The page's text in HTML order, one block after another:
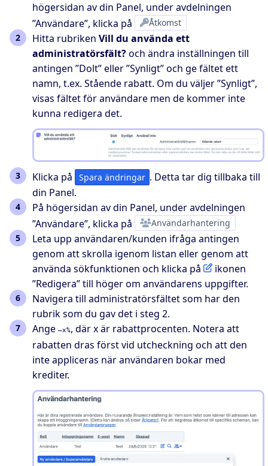
högersidan av din Panel, under avdelningen
”Användare”, klicka på
Åtkomst
Hitta rubriken Vill du använda ett
administratörsfält?och ändra inställningen till
antingen ”Dolt” eller ”Synligt” och ge fältet ett
namn, t.ex. Stående rabatt. Om du väljer ”Synligt”,
visas fältet för användare men de kommer inte
kunna redigera det.
Klicka på Spara ändringar . Detta tar dig tillbaka till
din Panel.
På högersidan av din Panel, under avdelningen
”Användare”, klicka på
Användarhantering
Leta upp användaren/kunden ifråga antingen
genom att skrolla igenom listan eller genom att
använda sökfunktionen och klicka på
ikonen
”Redigera” till höger om användarens uppgifter.
Navigera till administratörsfältet som har den
rubrik som du gav det i steg 2.
Ange –x%, där x är rabattprocenten. Notera att
rabatten dras först vid utcheckning och att den
inte appliceras när användaren bokar med
krediter.